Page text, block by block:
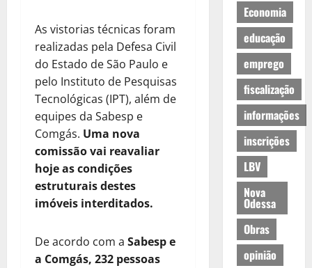
As vistorias técnicas foram
realizadas pela Defesa Civil
do Estado de São Paulo e
pelo Instituto de Pesquisas
Tecnológicas (IPT), além de
equipes da Sabesp e
Comgás. Uma nova
comissão vai reavaliar
hoje as condições
estruturais destes
imóveis interditados.
De acordo com a Sabesp e
a Comgás, 232 pessoas
Economia
educação
emprego
fiscalização
informações
inscrições
LBV
Nova
Odessa
Obras
opinião